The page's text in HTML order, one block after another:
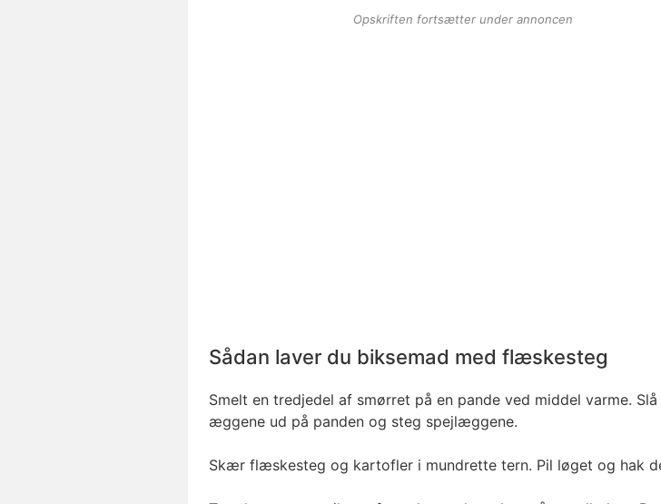
Opskriften fortsætter under annoncen
Sådan laver du biksemad med flæskesteg
Smelt en tredjedel af smørret på en pande ved middel varme. Slå
æggene ud på panden og steg spejlæggene.
Skær flæskesteg og kartofler i mundrette tern. Pil løget og hak